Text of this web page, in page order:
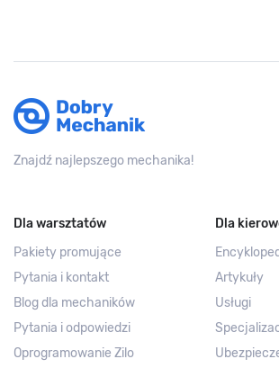
Znajdź najlepszego mechanika!
Dla warsztatów
Pakiety promujące
Pytania i kontakt
Blog dla mechaników
Pytania i odpowiedzi
Oprogramowanie Zilo
Dla
Artykuły
Usługi